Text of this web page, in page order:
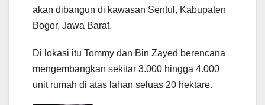
akan dibangun di kawasan Sentul, Kabupaten
Bogor, Jawa Barat.
Di lokasi itu Tommy dan Bin Zayed berencana
mengembangkan sekitar 3.000 hingga 4.000
unit rumah di atas lahan seluas 20 hektare.